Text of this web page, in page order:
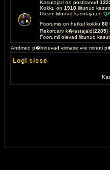
Kasutajad on postitanud
Kokku on 1918 liitunud
Uusim liitunud kasutaja on
Foorumis on hetkel kokku 80
Rekordarv k�lastajaid(2285)
Foorumil olevad liitunud
Andmed p�hinevad viimase viie minuti
Logi sisse